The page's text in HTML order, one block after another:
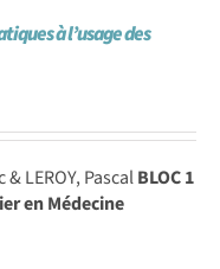
à l’usage des
LEROY, PascalBLOC 1
en Médecine